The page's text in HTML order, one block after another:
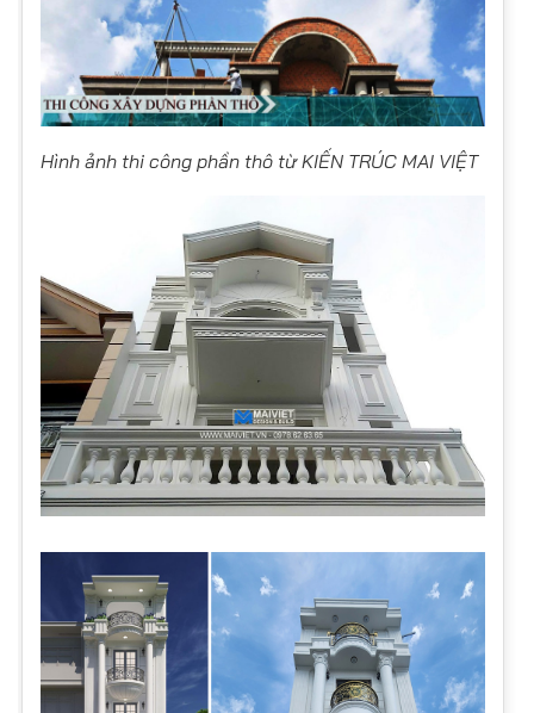
Hình ảnh thi công phần thô từ KIẾN TRÚC MAI VIỆT